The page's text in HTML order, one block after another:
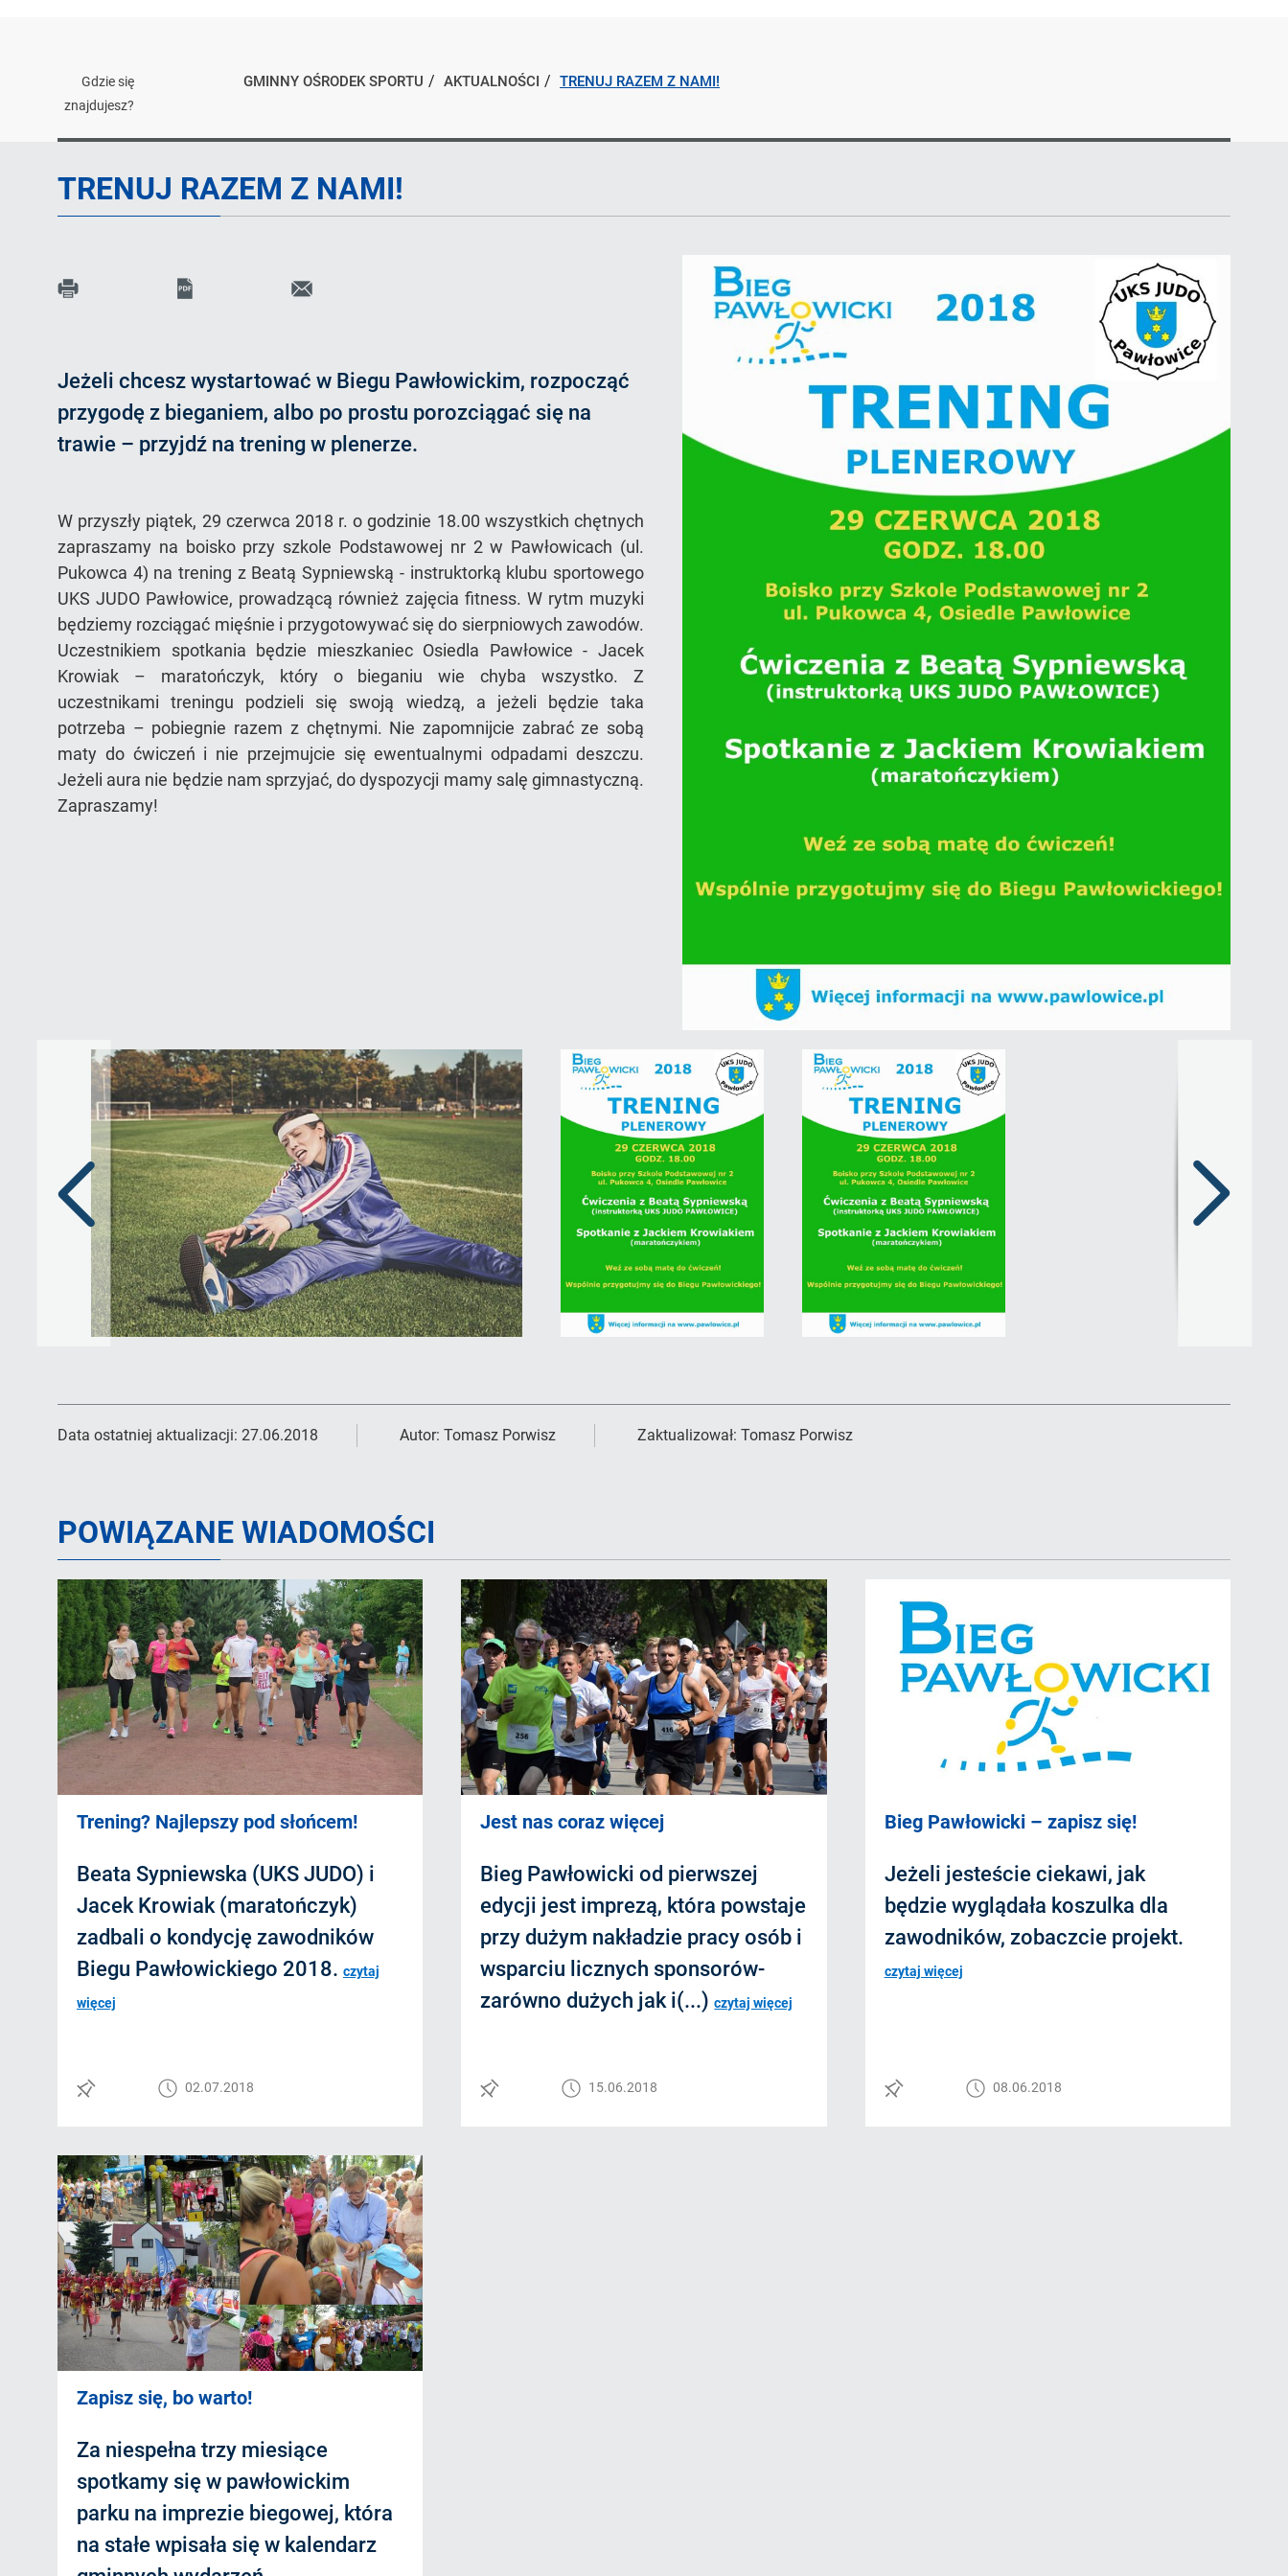
Gdzie się
znajdujesz?
GMINNY OŚRODEK SPORTU AKTUALNOŚCI TRENUJ RAZEM Z NAMI!
TRENUJ RAZEM Z NAMI!
cPrint l
Wyślij
do
strony
iE-
Jeżeli chcesz wystartować w Biegu Pawłowickim, rozpocząć
przygodę z bieganiem, albo po prostu porozciągać się na
trawie – przyjdź na trening w plenerze.
W przyszły piątek, 29 czerwca 2018 r. o godzinie 18.00 wszystkich chętnych
zapraszamy na boisko przy szkole Podstawowej nr 2 w Pawłowicach (ul.
Pukowca 4) na trening z Beatą Sypniewską - instruktorką klubu sportowego
UKS JUDO Pawłowice, prowadzącą również zajęcia fitness. W rytm muzyki
będziemy rozciągać mięśnie i przygotowywać się do sierpniowych zawodów.
Uczestnikiem spotkania będzie mieszkaniec Osiedla Pawłowice - Jacek
Krowiak – maratończyk, który o bieganiu wie chyba wszystko. Z
uczestnikami treningu podzieli się swoją wiedzą, a jeżeli będzie taka
potrzeba – pobiegnie razem z chętnymi. Nie zapomnijcie zabrać ze sobą
maty do ćwiczeń i nie przejmujcie się ewentualnymi odpadami deszczu.
Jeżeli aura nie będzie nam sprzyjać, do dyspozycji mamy salę gimnastyczną.
Zapraszamy!
Poprzedni
slajd
Następny
Data ostatniej aktualizacji: 27.06.2018 Autor: Tomasz Porwisz Zaktualizował: Tomasz Porwisz
POWIĄZANE WIADOMOŚCI
Trening? Najlepszy pod słońcem!
Beata Sypniewska (UKS JUDO) i
Jacek Krowiak (maratończyk)
zadbali o kondycję zawodników
Biegu Pawłowickiego 2018. czytaj
więcej
02.07.2018
Jest nas coraz więcej
Bieg Pawłowicki od pierwszej
edycji jest imprezą, która powstaje
przy dużym nakładzie pracy osób i
wsparciu licznych sponsorów-
zarówno dużych jak i(...)czytaj więcej
15.06.2018
Bieg Pawłowicki – zapisz się!
Jeżeli jesteście ciekawi, jak
będzie wyglądała koszulka dla
zawodników, zobaczcie projekt.
czytaj więcej
08.06.2018
Zapisz się, bo warto!
Za niespełna trzy miesiące
spotkamy się w pawłowickim
parku na imprezie biegowej, która
na stałe wpisała się w kalendarz